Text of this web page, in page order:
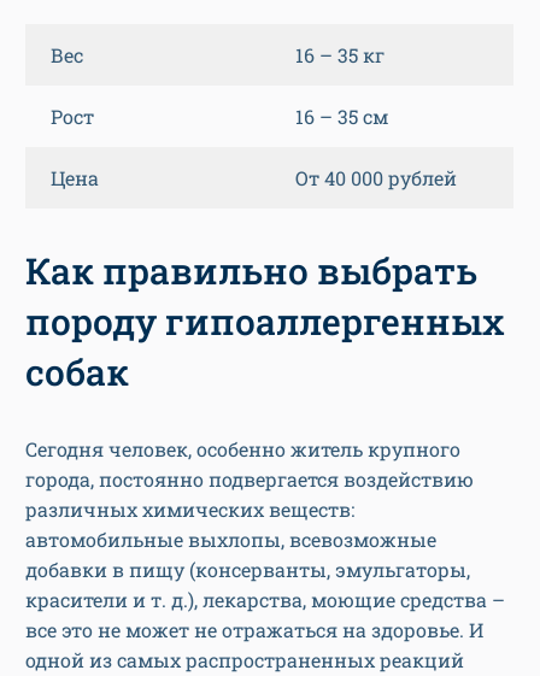
Вес 16 – 35 кг
Рост 16 – 35 см
Цена От 40 000 рублей
Как правильно выбрать
породу гипоаллергенных
собак
Сегодня человек, особенно житель крупного
города, постоянно подвергается воздействию
различных химических веществ:
автомобильные выхлопы, всевозможные
добавки в пищу (консерванты, эмульгаторы,
красители и т. д.), лекарства, моющие средства –
все это не может не отражаться на здоровье. И
одной из самых распространенных реакций